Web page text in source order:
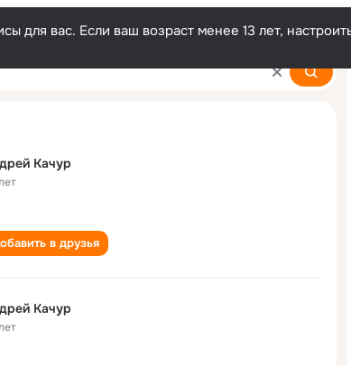
для вас. Если ваш возраст менее 13 лет,
Качур
в друзья
Качур